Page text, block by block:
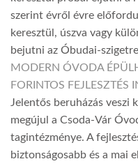
szerint évről évre
keresztül, úszva vagy
bejutni az Óbudai-
MODERN ÓVODA
FORINTOS FEJLESZTÉS
Jelentős beruházás veszi
megújul a Csoda-Vár
tagintézménye. A
biztonságosabb és a mai